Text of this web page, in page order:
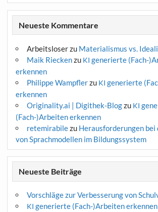
Neueste Kommentare
Arbeitsloserzu Materialismus vs.
Maik Rieckenzu KI generierte (Fach-
erkennen
Philippe Wampflerzu KI generierte
erkennen
Originality.ai | Digithek-Blogzu KI
(Fach-)Arbeiten erkennen
retemirabilezu Herausforderungen bei
von Sprachmodellen im Bildungssystem
Neueste Beiträge
Vorschläge zur Verbesserung von
KI generierte (Fach-)Arbeiten erkennen